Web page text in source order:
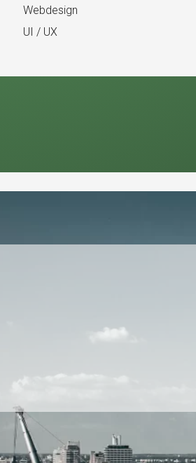
Webdesign
UI / UX